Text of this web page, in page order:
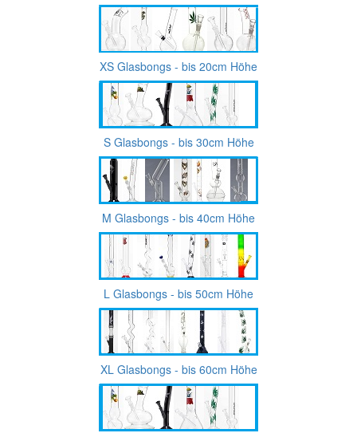
XS Glasbongs - bis 20cm Höhe
S Glasbongs - bis 30cm Höhe
M Glasbongs - bis 40cm Höhe
L Glasbongs - bis 50cm Höhe
XL Glasbongs - bis 60cm Höhe